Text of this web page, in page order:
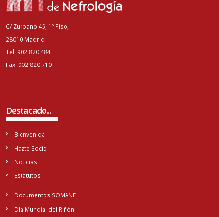
C/ Zurbano 45, 1º Piso,
28010 Madrid
Tel: 902 820 484
Fax: 902 820 710
Destacado...
Bienvenida
Hazte Socio
Noticias
Estatutos
Documentos SOMANE
Día Mundial del Riñón